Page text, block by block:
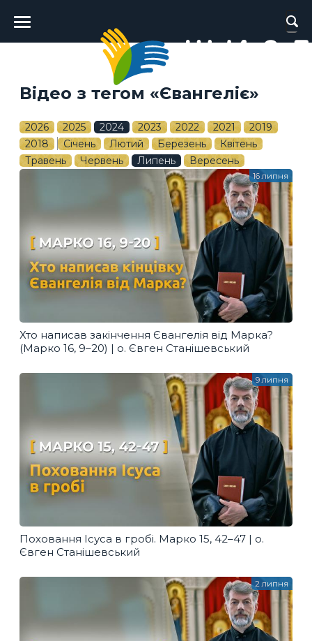
Головне
меню
Відео з тегом «Євангеліє»
2026 2025 2024 2023 2022 2021
2019
2018
Січень Лютий Березень
Квітень
Травень
Червень Липень Вересень
Хто написав закінчення Євангелія від Марка?
(Марко 16, 9–20) | о. Євген Станішевський
16 липня
Поховання Ісуса в гробі. Марко 15, 42–47 | о.
Євген Станішевський
9 липня
2 липня